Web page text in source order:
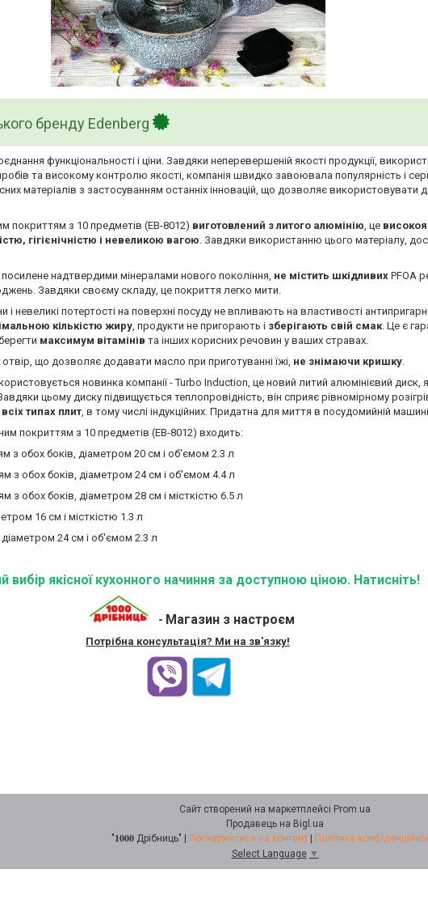
бренду Edenberg
функціональності і ціни. Завдяки неперевершеній якості продукції,
та високому контролю якості, компанія швидко завоювала популярність і
матеріалів з застосуванням останніх інновацій, що дозволяє використовувати
покриттям з 10 предметів (EB-8012) виготовлений з литого алюмінію, це
гігієнічністю і невеликою вагою. Завдяки використанню цього матеріалу,
посилене надтвердими мінералами нового покоління, не містить шкідливих PFOA
Завдяки своєму складу, це покриття легко мити.
і невеликі потертості на поверхні посуду не впливають на властивості
кількістю жиру, продукти не пригорають і зберігають свій смак. Це є
максимум вітамінів та інших корисних речовин у ваших стравах.
що дозволяє додавати масло при приготуванні їжі, не знімаючи кришку.
новинка компанії - Turbo Induction, це новий литий алюмінієвий диск,
цьому диску підвищується теплопровідність, він сприяє рівномірному
типах плит, в тому числі індукційних. Придатна для миття в посудомийній
покриттям з 10 предметів (EB-8012) входить:
з обох боків, діаметром 20 см і об'ємом 2.3 л
з обох боків, діаметром 24 см і об'ємом 4.4 л
з обох боків, діаметром 28 см і місткістю 6.5 л
16 см і місткістю 1.3 л
24 см і об'ємом 2.3 л
вибір якісної кухонного начиння за доступною ціною. Натисніть!
- Магазин з настроєм
Потрібна консультація? Ми на зв'язку!
Сайт створений на маркетплейсі Prom.ua
Продавець на Bigl.ua
Поскаржитися на контент
Політика
Select Language ▼